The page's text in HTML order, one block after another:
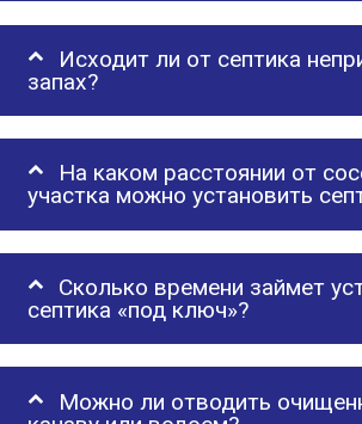
Исходит ли от септика
запах?
На каком расстоянии от
участка можно установить
Сколько времени займет
септика «под ключ»?
Можно ли отводить